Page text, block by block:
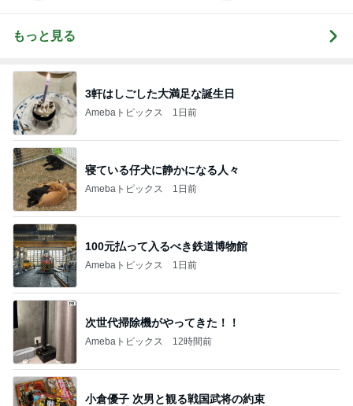
もっと見る
3軒はしごした大満足な誕生日
Amebaトピックス 1日前
寝ている仔犬に静かになる人々
Amebaトピックス 1日前
100元払って入るべき鉄道博物館
Amebaトピックス 1日前
次世代掃除機がやってきた！！
Amebaトピックス 12時間前
小倉優子 次男と観る戦国武将の約束